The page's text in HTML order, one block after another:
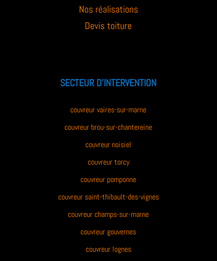
Nos réalisations
Devis toiture
SECTEUR D’INTERVENTION
couvreur vaires-sur-marne
couvreur brou-sur-chantereine
couvreur noisiel
couvreur torcy
couvreur pomponne
couvreur saint-thibault-des-vignes
couvreur champs-sur-marne
couvreur gouvernes
couvreur lognes